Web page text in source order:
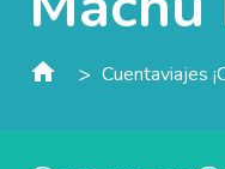
> Cuentaviajes